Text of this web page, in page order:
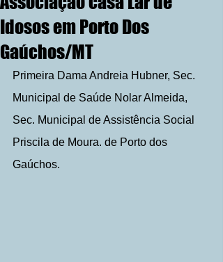
Idosos em Porto Dos
Gaúchos/MT
Primeira Dama Andreia Hubner, Sec.
Municipal de Saúde Nolar Almeida,
Sec. Municipal de Assistência Social
Priscila de Moura. de Porto dos
Gaúchos.